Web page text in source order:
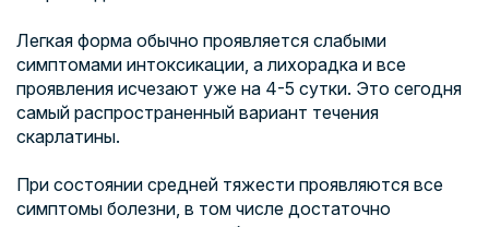
Легкая форма обычно проявляется слабыми
симптомами интоксикации, а лихорадка и все
проявления исчезают уже на 4-5 сутки. Это сегодня
самый распространенный вариант течения
скарлатины.
При состоянии средней тяжести проявляются все
симптомы болезни, в том числе достаточно